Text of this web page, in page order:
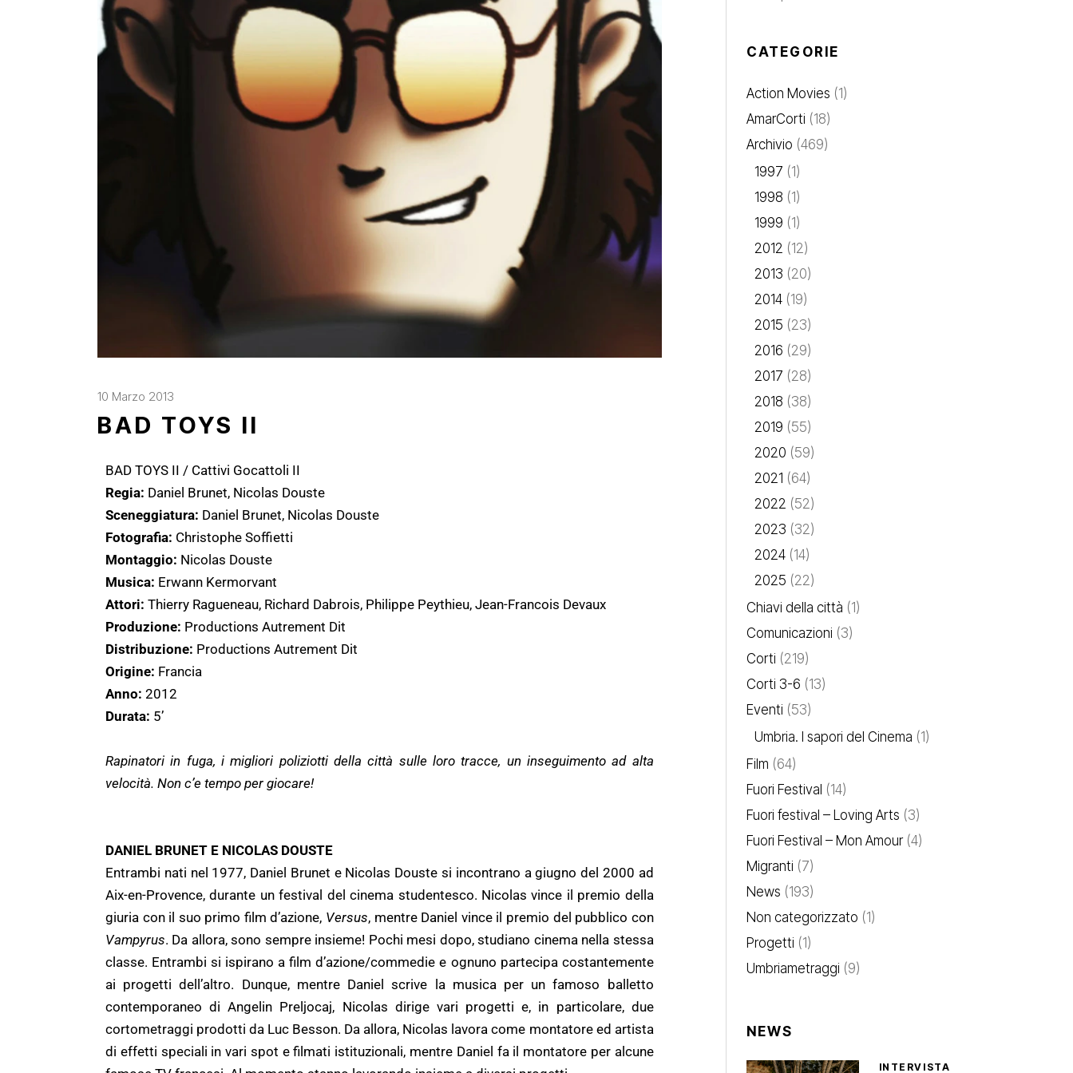
10 Marzo 2013
BAD TOYS II
BAD TOYS II / Cattivi Gocattoli II
Regia: Daniel Brunet, Nicolas Douste
Sceneggiatura: Daniel Brunet, Nicolas Douste
Fotografia: Christophe Soffietti
Montaggio: Nicolas Douste
Musica: Erwann Kermorvant
Attori: Thierry Ragueneau, Richard Dabrois, Philippe Peythieu, Jean-Francois Devaux
Produzione: Productions Autrement Dit
Distribuzione: Productions Autrement Dit
Origine: Francia
Anno: 2012
Durata: 5’
Rapinatori in fuga, i migliori poliziotti della città sulle loro tracce, un inseguimento ad alta
velocità. Non c’e tempo per giocare!
DANIEL BRUNET E NICOLAS DOUSTE
Entrambi nati nel 1977, Daniel Brunet e Nicolas Douste si incontrano a giugno del 2000 ad
Aix-en-Provence, durante un festival del cinema studentesco. Nicolas vince il premio della
giuria con il suo primo film d’azione, Versus, mentre Daniel vince il premio del pubblico con
Vampyrus. Da allora, sono sempre insieme! Pochi mesi dopo, studiano cinema nella stessa
classe. Entrambi si ispirano a film d’azione/commedie e ognuno partecipa costantemente
ai progetti dell’altro. Dunque, mentre Daniel scrive la musica per un famoso balletto
contemporaneo di Angelin Preljocaj, Nicolas dirige vari progetti e, in particolare, due
cortometraggi prodotti da Luc Besson. Da allora, Nicolas lavora come montatore ed artista
di effetti speciali in vari spot e filmati istituzionali, mentre Daniel fa il montatore per alcune
CATEGORIE
Action Movies (1)
AmarCorti (18)
Archivio (469)
1997 (1)
1998 (1)
1999 (1)
2012 (12)
2013 (20)
2014(19)
2015 (23)
2016 (29)
2017 (28)
2018 (38)
2019 (55)
2020 (59)
2021 (64)
2022 (52)
2023 (32)
2024(14)
2025 (22)
Chiavi della città (1)
Comunicazioni (3)
Corti (219)
Corti 3-6 (13)
Eventi (53)
Umbria. I sapori del Cinema (1)
Film (64)
Fuori Festival (14)
Fuori festival – Loving Arts (3)
Fuori Festival – Mon Amour(4)
Migranti (7)
News (193)
Non categorizzato (1)
Progetti (1)
Umbriametraggi (9)
NEWS
INTERVISTA